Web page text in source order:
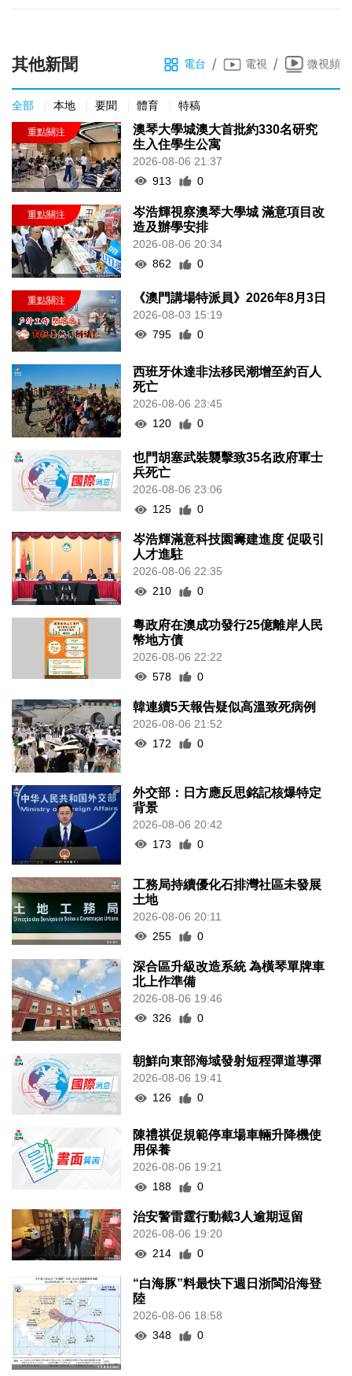
其他新聞 電台 / 電視 / 微視頻
全部 本地 要聞 體育 特稿
澳琴大學城澳大首批約330名研究
生入住學生公寓
2026-08-06 21:37
913
0
岑浩輝視察澳琴大學城 滿意項目改
造及辦學安排
2026-08-06 20:34
862
0
《澳門講場特派員》2026年8月3日
2026-08-03 15:19
795
0
西班牙休達非法移民潮增至約百人
死亡
2026-08-06 23:45
120
0
也門胡塞武裝襲擊致35名政府軍士
兵死亡
2026-08-06 23:06
125
0
岑浩輝滿意科技園籌建進度 促吸引
人才進駐
2026-08-06 22:35
210
0
粵政府在澳成功發行25億離岸人民
幣地方債
2026-08-06 22:22
578
0
韓連續5天報告疑似高溫致死病例
2026-08-06 21:52
172
0
外交部：日方應反思銘記核爆特定
背景
2026-08-06 20:42
173
0
工務局持續優化石排灣社區未發展
土地
2026-08-06 20:11
255
0
深合區升級改造系統 為橫琴單牌車
北上作準備
2026-08-06 19:46
326
0
朝鮮向東部海域發射短程彈道導彈
2026-08-06 19:41
126
0
陳禮祺促規範停車場車輛升降機使
用保養
2026-08-06 19:21
188
0
治安警雷霆行動截3人逾期逗留
2026-08-06 19:20
214
0
“白海豚”料最快下週日浙閩沿海登
陸
2026-08-06 18:58
348
0